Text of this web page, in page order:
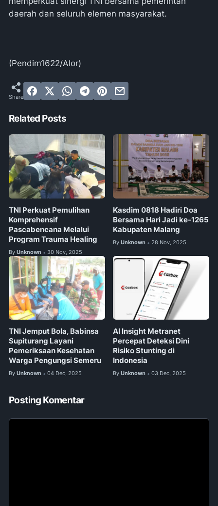
daerah dan seluruh elemen masyarakat.
(Pendim1622/Alor)
Related Posts
TNI Perkuat Pemulihan
Komprehensif
Pascabencana Melalui
Program Trauma Healing
By Unknown • 30 Nov, 2025
Kasdim 0818 Hadiri Doa
Bersama Hari Jadi ke-1265
Kabupaten Malang
By Unknown • 28 Nov, 2025
TNI Jemput Bola, Babinsa
Supiturang Layani
Pemeriksaan Kesehatan
Warga Pengungsi Semeru
By Unknown • 04 Dec, 2025
AI Insight Metranet
Percepat Deteksi Dini
Risiko Stunting di
Indonesia
By Unknown • 03 Dec, 2025
Posting Komentar